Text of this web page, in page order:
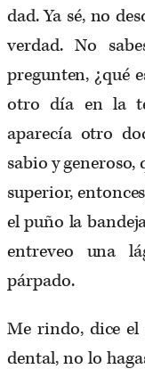
dad. Ya sé, no
verdad. No
pregunten, ¿qué
otro día en la
aparecía otro
sabio y generoso,
superior,
el puño la
entreveo una
párpado.
Me rindo, dice
dental, no lo